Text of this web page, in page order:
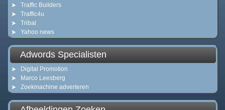
Traffic Builders
Traffic4u
Tribal
Yahoo news
Adwords Specialisten
Digital Promotion
Marco Leesberg
Zoekmachine adverteren